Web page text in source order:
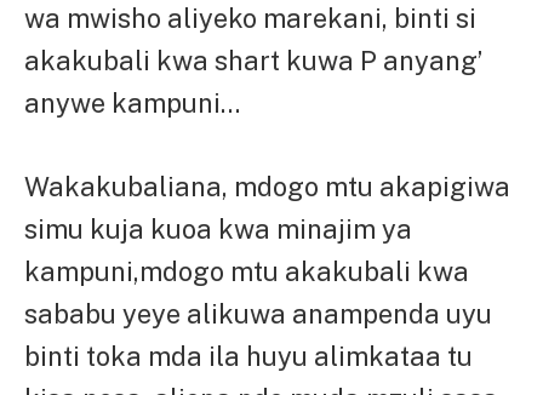
wa mwisho aliyeko marekani, binti si
akakubali kwa shart kuwa P anyang’
anywe kampuni…
Wakakubaliana, mdogo mtu akapigiwa
simu kuja kuoa kwa minajim ya
kampuni,mdogo mtu akakubali kwa
sababu yeye alikuwa anampenda uyu
binti toka mda ila huyu alimkataa tu